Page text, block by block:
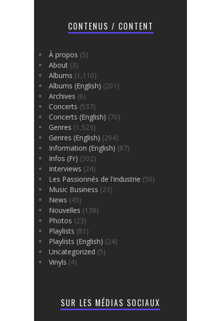
CONTENUS / CONTENT
À propos (5)
About (3)
Albums (1,110)
Albums (English) (201)
Archives (6)
Concerts (537)
Concerts (English) (70)
Genres (1,523)
Genres (English) (294)
Information (English) (87)
Infos (Fr) (302)
Interviews (24)
Les Passionnés de l'industrie (50)
Music Business (23)
News (45)
Nouvelles (138)
Photos (23)
Playlists (81)
Playlists (English) (24)
Uncategorized (5)
Vinyls (4)
SUR LES MÉDIAS SOCIAUX